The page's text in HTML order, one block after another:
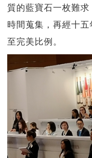
質的藍寶石一枚難
時間蒐集，再經十
至完美比例。